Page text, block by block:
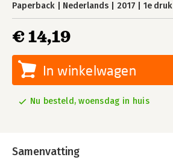
Paperback Nederlands 2017 1e druk
€ 14,19
In winkelwagen
Nu besteld, woensdag in huis
Samenvatting